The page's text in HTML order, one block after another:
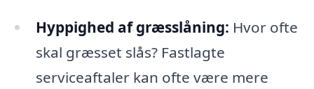
Hyppighed af græsslåning: Hvor ofte
skal græsset slås? Fastlagte
serviceaftaler kan ofte være mere